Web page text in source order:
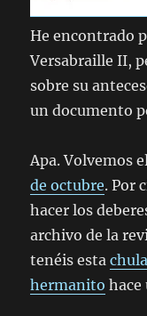
He encontrado
Versabraille II,
sobre su
un documento
Apa. Volvemos
de octubre. Por
hacer los
archivo de la
tenéis esta
hermanito hace